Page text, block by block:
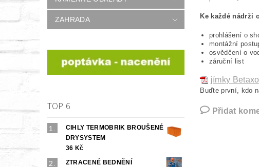
ZAHRADA
TOP 6
CIHLY TERMOBRIK BROUŠENÉ
DRYSYSTEM
36 Kč
ZTRACENÉ BEDNĚNÍ
Ke každé nádrži
prohlášení o
montážní
osvědčení o
záruční list
jímky
Buďte první, kdo
Přidat